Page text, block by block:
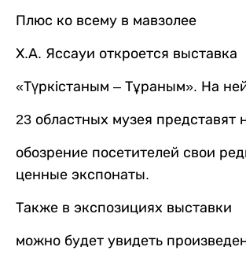
Плюс ко всему в мавзолее
Х.А. Яссауи откроется выставка
«Түркістаным – Тұраным». На
23 областных музея представят
обозрение посетителей свои
ценные экспонаты.
Также в экспозициях выставки
можно будет увидеть